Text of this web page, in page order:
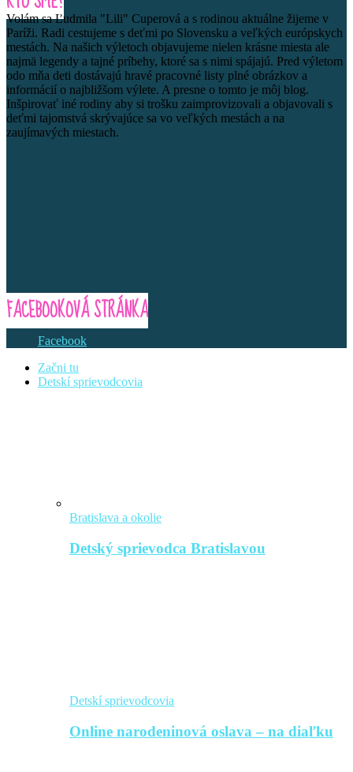
Volám sa Ľudmila "Lili" Cuperová a s rodinou aktuálne žijeme v
Paríži. Radi cestujeme s deťmi po Slovensku a veľkých európskych
mestách. Na našich výletoch objavujeme nielen krásne miesta ale
najmä legendy a tajné príbehy, ktoré sa s nimi spájajú. Pred výletom
odo mňa deti dostávajú hravé pracovné listy plné obrázkov a
informácií o najbližšom výlete. A presne o tomto je môj blog.
Inšpirovať iné rodiny aby si trošku zaimprovizovali a objavovali s
deťmi tajomstvá skrývajúce sa vo veľkých mestách a na
zaujímavých miestach.
FACEBOOKOVÁ STRÁNKA
Facebook
Začni tu
Detskí sprievodcovia
Bratislava a okolie
Detský sprievodca Bratislavou
Detskí sprievodcovia
Online narodeninová oslava – na diaľku